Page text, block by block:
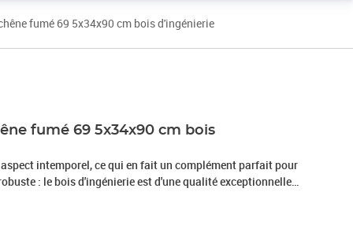
fumé 69 5x34x90 cm bois d'ingénierie
fumé 69 5x34x90 cm bois
intemporel, ce qui en fait un complément parfait pour
: le bois d'ingénierie est d'une qualité exceptionnelle
également résistance, stabilité et résistance à
rangement : doté de 3 tiroirs et de 2 compartiments